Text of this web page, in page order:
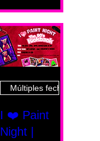
Múltiples fechas
I ❤️ Paint
Night |